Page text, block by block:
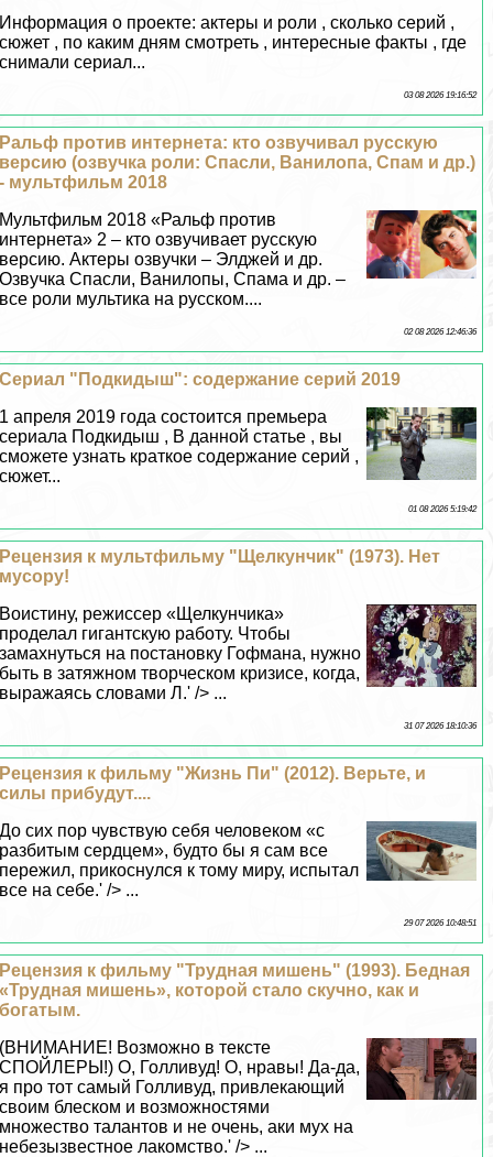
Информация о проекте: актеры и роли , сколько серий ,
сюжет , по каким дням смотреть , интересные факты , где
снимали сериал...
03 08 2026 19:16:52
Ральф против интернета: кто озвучивал русскую
версию (озвучка роли: Спасли, Ванилопа, Спам и др.)
- мультфильм 2018
Мультфильм 2018 «Ральф против
интернета» 2 – кто озвучивает русскую
версию. Актеры озвучки – Элджей и др.
Озвучка Спасли, Ванилопы, Спама и др. –
все роли мультика на русском....
02 08 2026 12:46:36
Сериал "Подкидыш": содержание серий 2019
1 апреля 2019 года состоится премьера
сериала Подкидыш , В данной статье , вы
сможете узнать краткое содержание серий ,
сюжет...
01 08 2026 5:19:42
Рецензия к мультфильму "Щелкунчик" (1973). Нет
мусору!
Воистину, режиссер «Щелкунчика»
проделал гигантскую работу. Чтобы
замахнуться на постановку Гофмана, нужно
быть в затяжном творческом кризисе, когда,
выражаясь словами Л.' /> ...
31 07 2026 18:10:36
Рецензия к фильму "Жизнь Пи" (2012). Верьте, и
силы прибудут....
До сих пор чувствую себя человеком «с
разбитым сердцем», будто бы я сам все
пережил, прикоснулся к тому миру, испытал
все на себе.' /> ...
29 07 2026 10:48:51
Рецензия к фильму "Трудная мишень" (1993). Бедная
«Трудная мишень», которой стало скучно, как и
богатым.
(ВНИМАНИЕ! Возможно в тексте
СПОЙЛЕРЫ!) О, Голливуд! О, нравы! Да-да,
я про тот самый Голливуд, привлекающий
своим блеском и возможностями
множество талантов и не очень, аки мух на
небезызвестное лакомство.' /> ...